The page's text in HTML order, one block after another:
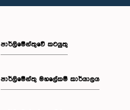
පාර්ලිමේන්තුවේ කටයුතු
පාර්ලිමේන්තු මහලේකම් කාර්යාලය